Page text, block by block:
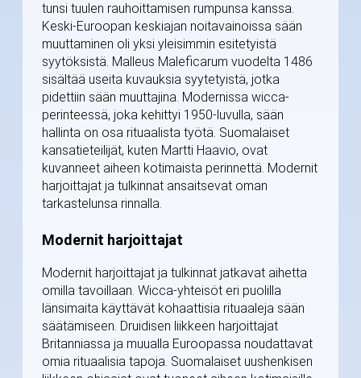
tunsi tuulen rauhoittamisen rumpunsa kanssa.
Keski-Euroopan keskiajan noitavainoissa sään
muuttaminen oli yksi yleisimmin esitetyistä
syytöksistä. Malleus Maleficarum vuodelta 1486
sisältää useita kuvauksia syytetyistä, jotka
pidettiin sään muuttajina. Modernissa wicca-
perinteessä, joka kehittyi 1950-luvulla, sään
hallinta on osa rituaalista työtä. Suomalaiset
kansatieteilijät, kuten Martti Haavio, ovat
kuvanneet aiheen kotimaista perinnettä. Modernit
harjoittajat ja tulkinnat ansaitsevat oman
tarkastelunsa rinnalla.
Modernit harjoittajat
Modernit harjoittajat ja tulkinnat jatkavat aihetta
omilla tavoillaan. Wicca-yhteisöt eri puolilla
länsimaita käyttävät kohaattisia rituaaleja sään
säätämiseen. Druidisen liikkeen harjoittajat
Britanniassa ja muualla Euroopassa noudattavat
omia rituaalisia tapoja. Suomalaiset uushenkisen